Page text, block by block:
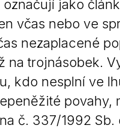
jako
včas nebo ve
nezaplacené
na trojnásobek.
kdo nesplní ve
povahy,
č. 337/1992 Sb.